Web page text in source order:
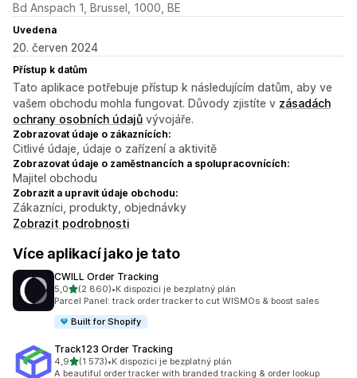
Bd Anspach 1, Brussel, 1000, BE
Uvedena
20. červen 2024
Přístup k datům
Tato aplikace potřebuje přístup k následujícím datům, aby ve
vašem obchodu mohla fungovat. Důvody zjistíte v zásadách
ochrany osobních údajů vývojáře.
Zobrazovat údaje o zákaznících:
Citlivé údaje, údaje o zařízení a aktivitě
Zobrazovat údaje o zaměstnancích a spolupracovnících:
Majitel obchodu
Zobrazit a upravit údaje obchodu:
Zákazníci, produkty, objednávky
Zobrazit podrobnosti
Více aplikací jako je tato
CWILL Order Tracking
5,0z 5 hvězd
(2 860)
Celkový počet recenzí: 2860
•K dispozici je bezplatný plán
Parcel Panel: track order tracker to cut WISMOs & boost sales
Built for Shopify
Track123 Order Tracking
4,9z 5 hvězd
(1 573)
Celkový počet recenzí: 1573
•K dispozici je bezplatný plán
A beautiful order tracker with branded tracking & order lookup